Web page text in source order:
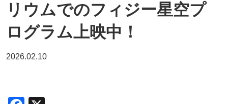
リウムでのフィジー星空プ
ログラム上映中！
2026.02.10